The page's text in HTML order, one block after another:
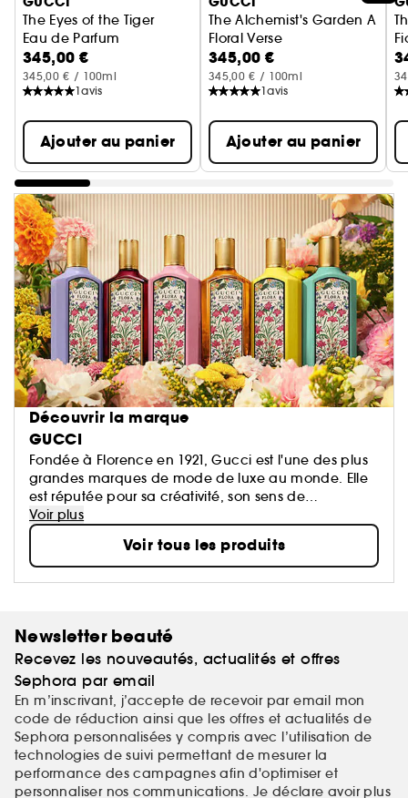
The Eyes of the Tiger
Eau de Parfum
345,00 €
345,00 € / 100ml
1avis
Ajouter au panier
The Alchemist's Garden A
Floral Verse
Eau de Parfum
345,00 €
345,00 € / 100ml
1avis
Ajouter au panier
Découvrir la marque
GUCCI
Fondée à Florence en 1921, Gucci est l'une des plus
grandes marques de mode de luxe au monde. Elle
est réputée pour sa créativité, son sens de
l’innovation et son savoir-faire artisanal italien. Gucci
est membre du groupe Kering, leader mondial dans
le domaine du prêt-à-porter et des accessoires, qui
possède un large portefolio de grandes marques du
luxe, du sport et art de vivre.
Voir plus
Voir tous les produits
Newsletter beauté
Recevez les nouveautés, actualités et offres
Sephora par email
En m’inscrivant, j’accepte de recevoir par email mon
code de réduction ainsi que les offres et actualités de
Sephora personnalisées y compris avec l’utilisation de
technologies de suivi permettant de mesurer la
performance des campagnes afin d'optimiser et
personnaliser nos communications. Je déclare avoir plus